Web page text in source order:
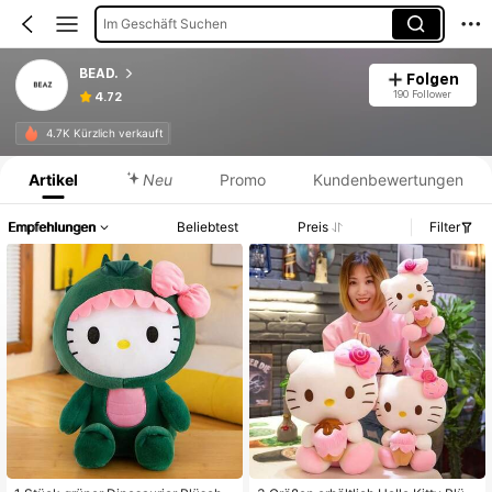
Im Geschäft Suchen
BEAD.
4.72
Folgen
190 Follower
4.7K Kürzlich verkauft
Produktinformation: Preisangabe, Verkaufs- und Lagerbestandsdetails.
Artikel Neu Promo Kundenbewertungen
Empfehlungen Beliebtest Preis Filter